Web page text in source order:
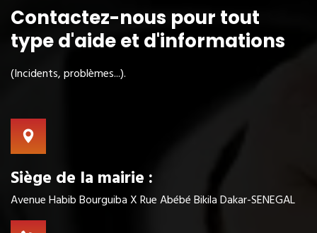
Contactez-nous pour tout
typed'aide et d'informations
(Incidents, problèmes...).
Siège de la mairie :
Avenue Habib Bourguiba X Rue Abébé Bikila Dakar-SENEGAL